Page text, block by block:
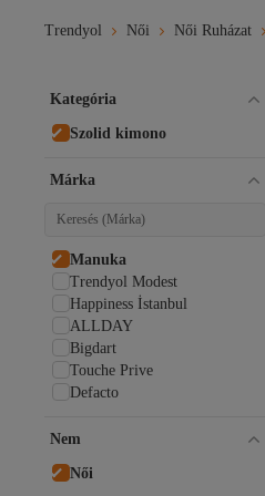
Trendyol Női Női Ruházat
Kategória
Szolid kimono
Márka
Manuka
Trendyol Modest
Happiness İstanbul
ALLDAY
Bigdart
Touche Prive
Defacto
Nem
Női